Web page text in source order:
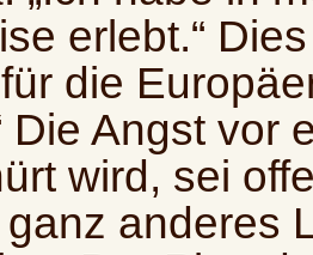
erlebt.“
die
Die Angst vor
wird, sei
ganz anderes